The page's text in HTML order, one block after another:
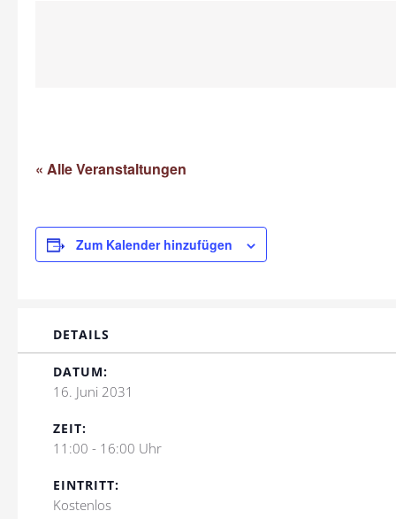
« Alle Veranstaltungen
Zum Kalender hinzufügen
DETAILS
DATUM:
16. Juni 2031
ZEIT:
11:00 - 16:00 Uhr
EINTRITT:
Kostenlos